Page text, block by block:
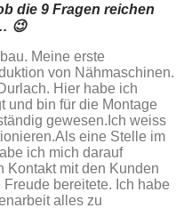
die 9 Fragen reichen
😉
Meine erste
von Nähmaschinen.
Hier habe ich
und bin für die Montage
gewesen.Ich weiss
eine Stelle im
ich mich darauf
Kontakt mit den Kunden
bereitete. Ich habe
alles zu